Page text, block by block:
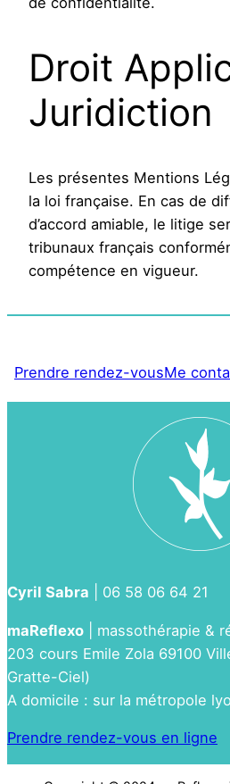
Droit
Juridiction
Les présentes Mentions
la loi française. En cas de
d’accord amiable, le litige
tribunaux français
compétence en vigueur.
Prendre rendez-vousMe
Cyril Sabra | 06 58 06 64 21
maReflexo | massothérapie &
203 cours Emile Zola 69100
Gratte-Ciel)
A domicile : sur la métropole
Prendre rendez-vous en ligne